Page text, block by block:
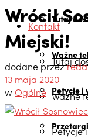
Tutaj
Ważne
Petycje i
Przetargi
Kontakt
Tutaj
Ważne
Petycje
Wrócił
Miejski!
dodane przez
13 maja 2020
wOgólne